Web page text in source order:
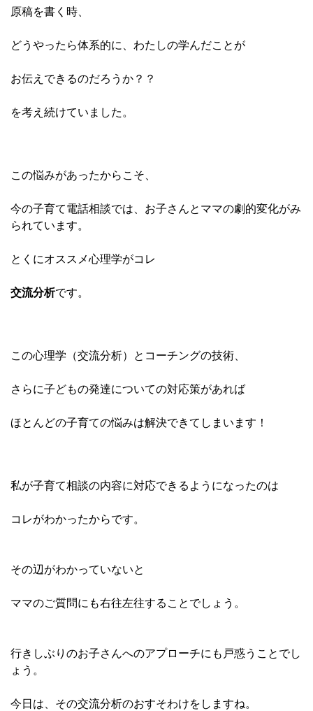
原稿を書く時、
どうやったら体系的に、わたしの学んだことが
お伝えできるのだろうか？？
を考え続けていました。
この悩みがあったからこそ、
今の子育て電話相談では、お子さんとママの劇的変化がみ
られています。
とくにオススメ心理学がコレ
交流分析です。
この心理学（交流分析）とコーチングの技術、
さらに子どもの発達についての対応策があれば
ほとんどの子育ての悩みは解決できてしまいます！
私が子育て相談の内容に対応できるようになったのは
コレがわかったからです。
その辺がわかっていないと
ママのご質問にも右往左往することでしょう。
行きしぶりのお子さんへのアプローチにも戸惑うこと でし
ょう。
今日は、その交流分析のおすそわけをしますね。